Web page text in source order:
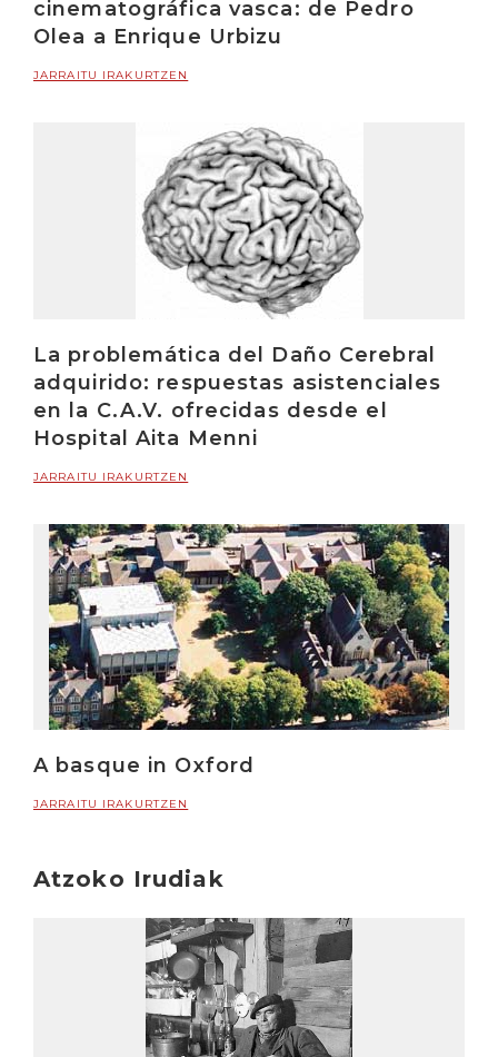
cinematográfica vasca: de Pedro
Olea a Enrique Urbizu
JARRAITU IRAKURTZEN
La problemática del Daño Cerebral
adquirido: respuestas asistenciales
en la C.A.V. ofrecidas desde el
Hospital Aita Menni
JARRAITU IRAKURTZEN
A basque in Oxford
JARRAITU IRAKURTZEN
Atzoko Irudiak